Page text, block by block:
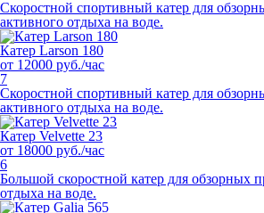
Скоростной спортивный катер для
активного отдыха на воде.
Катер Larson 180
от 12000 руб./час
7
Скоростной спортивный катер для
активного отдыха на воде.
Катер Velvette 23
от 18000 руб./час
6
Большой скоростной катер для обзорных
отдыха на воде.